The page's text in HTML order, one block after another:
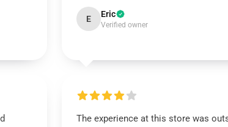
E Eric
Verified owner
The experience at this store was